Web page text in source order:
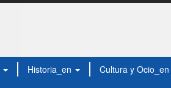
Historia_en Cultura y Ocio_en